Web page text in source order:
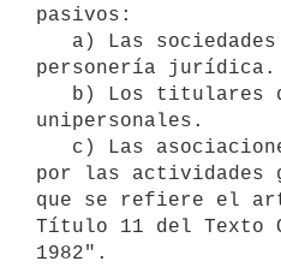
pasivos:
personería jurídica.
unipersonales.
por las actividades
que se refiere el
Título 11 del Texto
1982".